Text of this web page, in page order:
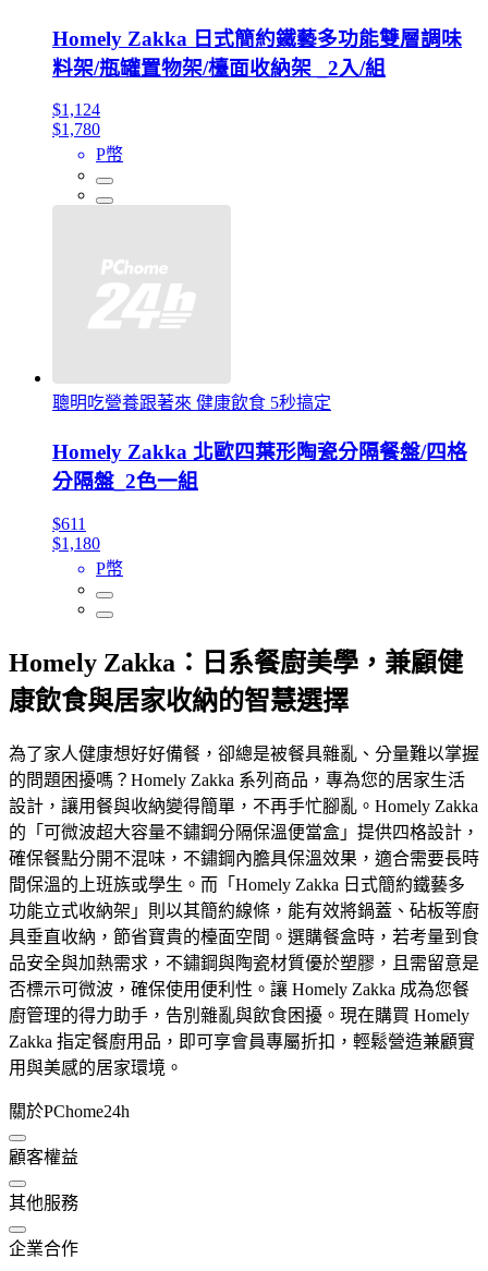
Homely Zakka 日式簡約鐵藝多功能雙層調味
料架/瓶罐置物架/檯面收納架 _2入/組
$1,124
$1,780
P幣
聰明吃營養跟著來 健康飲食 5秒搞定
Homely Zakka 北歐四葉形陶瓷分隔餐盤/四格
分隔盤_2色一組
$611
$1,180
P幣
Homely Zakka：日系餐廚美學，兼顧健
康飲食與居家收納的智慧選擇
為了家人健康想好好備餐，卻總是被餐具雜亂、分量難以掌握
的問題困擾嗎？Homely Zakka 系列商品，專為您的居家生活
設計，讓用餐與收納變得簡單，不再手忙腳亂。Homely Zakka
的「可微波超大容量不鏽鋼分隔保溫便當盒」提供四格設計，
確保餐點分開不混味，不鏽鋼內膽具保溫效果，適合需要長時
間保溫的上班族或學生。而「Homely Zakka 日式簡約鐵藝多
功能立式收納架」則以其簡約線條，能有效將鍋蓋、砧板等廚
具垂直收納，節省寶貴的檯面空間。選購餐盒時，若考量到食
品安全與加熱需求，不鏽鋼與陶瓷材質優於塑膠，且需留意是
否標示可微波，確保使用便利性。讓 Homely Zakka 成為您餐
廚管理的得力助手，告別雜亂與飲食困擾。現在購買 Homely
Zakka 指定餐廚用品，即可享會員專屬折扣，輕鬆營造兼顧實
用與美感的居家環境。
關於PChome24h
顧客權益
其他服務
企業合作